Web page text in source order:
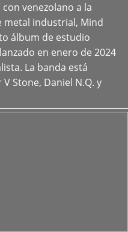
venezolano a la
metal industrial, Mind
álbum de estudio
en enero de 2024
La banda está
Stone, Daniel N.Q. y